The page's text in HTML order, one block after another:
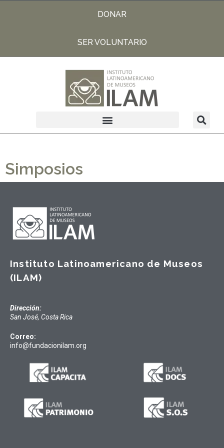
DONAR
SER VOLUNTARIO
Simposios
Instituto Latinoamericano de Museos
(ILAM)
Dirección:
San José, Costa Rica
Correo:
info@fundacionilam.org